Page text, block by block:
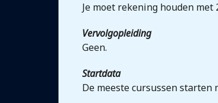
Je moet rekening houden
Vervolgopleiding
Geen.
Startdata
De meeste cursussen starten